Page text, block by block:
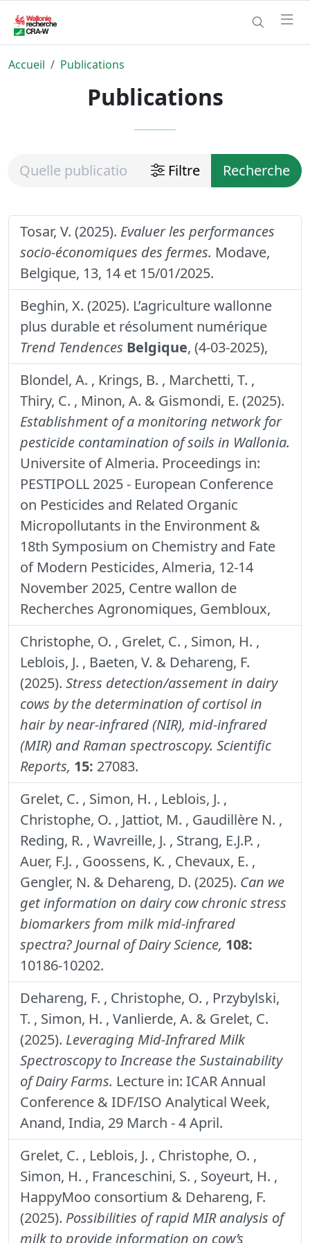
Accueil Publications
Publications
Filtre Recherche
Tosar, V. (2025). Evaluer les performances
socio-économiques des fermes. Modave,
Belgique, 13, 14 et 15/01/2025.
Beghin, X. (2025). L’agriculture wallonne
plus durable et résolument numérique
Trend Tendences Belgique, (4-03-2025),
Blondel, A. , Krings, B. , Marchetti, T. ,
Thiry, C. , Minon, A. & Gismondi, E. (2025).
Establishment of a monitoring network for
pesticide contamination of soils in Wallonia.
Universite of Almeria. Proceedings in:
PESTIPOLL 2025 - European Conference
on Pesticides and Related Organic
Micropollutants in the Environment &
18th Symposium on Chemistry and Fate
of Modern Pesticides, Almeria, 12-14
November 2025, Centre wallon de
Recherches Agronomiques, Gembloux,
Christophe, O. , Grelet, C. , Simon, H. ,
Leblois, J. , Baeten, V. & Dehareng, F.
(2025). Stress detection/assement in dairy
cows by the determination of cortisol in
hair by near-infrared (NIR), mid-infrared
(MIR) and Raman spectroscopy. Scientific
Reports, 15: 27083.
Grelet, C. , Simon, H. , Leblois, J. ,
Christophe, O. , Jattiot, M. , Gaudillère N. ,
Reding, R. , Wavreille, J. , Strang, E.J.P. ,
Auer, F.J. , Goossens, K. , Chevaux, E. ,
Gengler, N. & Dehareng, D. (2025). Can we
get information on dairy cow chronic stress
biomarkers from milk mid-infrared
spectra? Journal of Dairy Science, 108:
10186-10202.
Dehareng, F. , Christophe, O. , Przybylski,
T. , Simon, H. , Vanlierde, A. & Grelet, C.
(2025). Leveraging Mid-Infrared Milk
Spectroscopy to Increase the Sustainability
of Dairy Farms. Lecture in: ICAR Annual
Conference & IDF/ISO Analytical Week,
Anand, India, 29 March - 4 April.
Grelet, C. , Leblois, J. , Christophe, O. ,
Simon, H. , Franceschini, S. , Soyeurt, H. ,
HappyMoo consortium & Dehareng, F.
(2025). Possibilities of rapid MIR analysis of
milk to provide information on cow’s